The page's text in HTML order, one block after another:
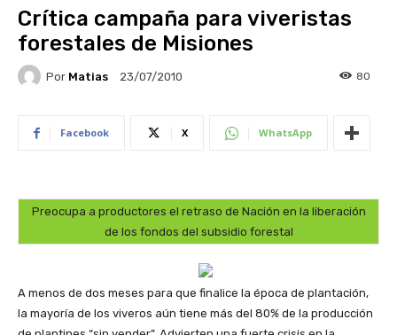
Crítica campaña para viveristas
forestales de Misiones
Por Matias 23/07/2010 80
Facebook X WhatsApp
Preocupa a productores el retraso de Nación en la liberación
de los fondos del subsidio forestal
A menos de dos meses para que finalice la época de plantación,
la mayoría de los viveros aún tiene más del 80% de la producción